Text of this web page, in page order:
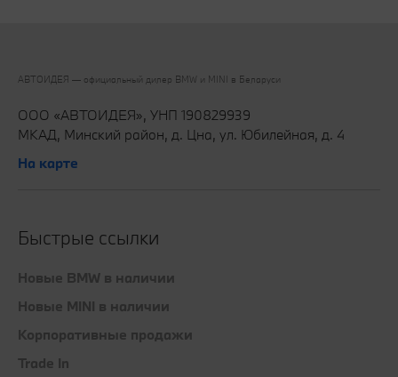
АВТОИДЕЯ — официальный дилер BMW и MINI в Беларуси‎
ООО «АВТОИДЕЯ», УНП 190829939
МКАД, Минский район, д. Цна, ул. Юбилейная, д. 4
На карте
Быстрые ссылки
Новые BMW в наличии
Новые MINI в наличии
Корпоративные продажи
Trade In